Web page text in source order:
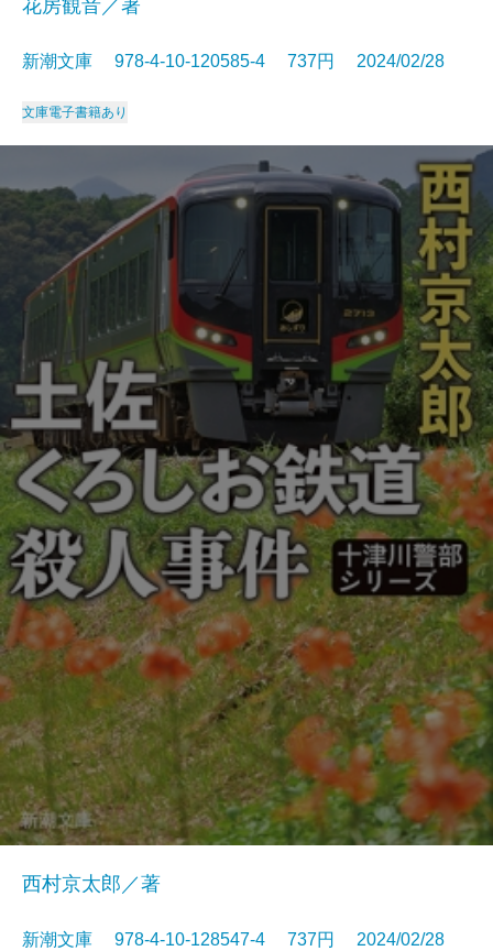
花房観音／著
新潮文庫 978-4-10-120585-4 737円 2024/02/28
文庫電子書籍あり
西村京太郎／著
新潮文庫 978-4-10-128547-4 737円 2024/02/28